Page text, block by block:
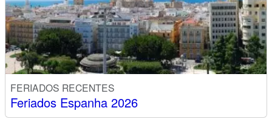
FERIADOS RECENTES
Feriados Espanha 2026